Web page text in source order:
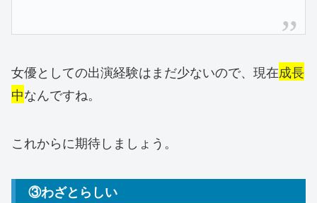
女優としての出演経験はまだ少ないので、現在成長
中なんですね。
これからに期待しましょう。
③わざとらしい